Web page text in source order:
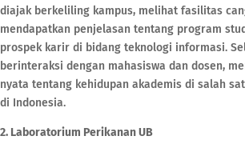
diajak berkeliling kampus, melihat fasilitas
mendapatkan penjelasan tentang program
prospek karir di bidang teknologi informasi.
berinteraksi dengan mahasiswa dan dosen,
nyata tentang kehidupan akademis di salah
di Indonesia.
2. Laboratorium Perikanan UB